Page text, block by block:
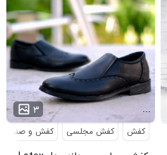
۳ ...
کفش کفش مجلسی کفش و صندل